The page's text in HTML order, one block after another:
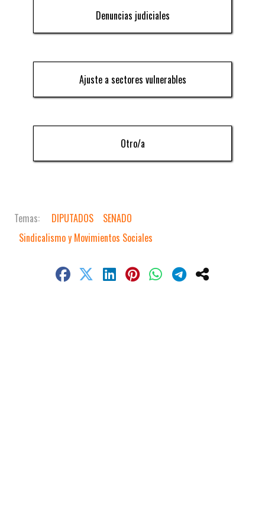
Denuncias judiciales
Ajuste a sectores vulnerables
Otro/a
DIPUTADOS
SENADO
Sindicalismo y Movimientos Sociales